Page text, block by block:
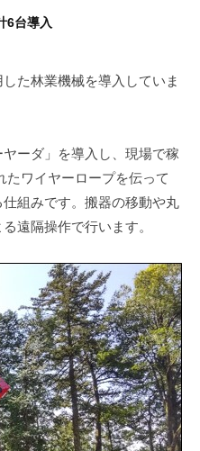
6台導入
た林業機械を導入していま
ーダ」を導入し、現場で稼
たワイヤーロープを伝って
組みです。搬器の移動や丸
遠隔操作で行います。